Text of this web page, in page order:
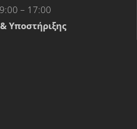
– 17:00
Υποστήριξης